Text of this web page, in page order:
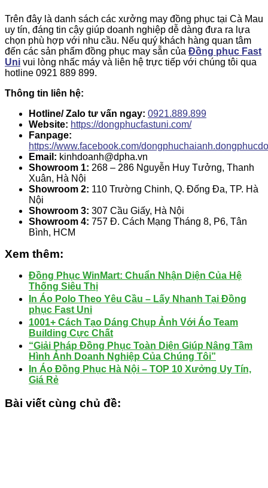
Trên đây là danh sách các xưởng may đồng phục tại Cà Mau
uy tín, đáng tin cậy giúp doanh nghiệp dễ dàng đưa ra lựa
chọn phù hợp với nhu cầu. Nếu quý khách hàng quan tâm
đến các sản phẩm đồng phục may sẵn của Đồng phục Fast
Uni vui lòng nhấc máy và liên hệ trực tiếp với chúng tôi qua
hotline 0921 889 899.
Thông tin liên hệ:
Hotline/ Zalo tư vấn ngay: 0921.889.899
Website: https://dongphucfastuni.com/
Fanpage:
https://www.facebook.com/
Email: kinhdoanh@dpha.vn
Showroom 1: 268 – 286 Nguyễn Huy Tưởng, Thanh
Xuân, Hà Nội
Showroom 2: 110 Trường Chinh, Q. Đống Đa, TP. Hà
Nội
Showroom 3: 307 Cầu Giấy, Hà Nội
Showroom 4: 757 Đ. Cách Mạng Tháng 8, P6, Tân
Bình, HCM
Xem thêm:
Đồng Phục WinMart: Chuẩn Nhận Diện Của Hệ
Thống Siêu Thị
In Áo Polo Theo Yêu Cầu – Lấy Nhanh Tại Đồng
phục Fast Uni
1001+ Cách Tạo Dáng Chụp Ảnh Với Áo Team
Building Cực Chất
“Giải Pháp Đồng Phục Toàn Diện Giúp Nâng Tầm
Hình Ảnh Doanh Nghiệp Của Chúng Tôi”
In Áo Đồng Phục Hà Nội – TOP 10 Xưởng Uy Tín,
Giá Rẻ
Bài viết cùng chủ đề: